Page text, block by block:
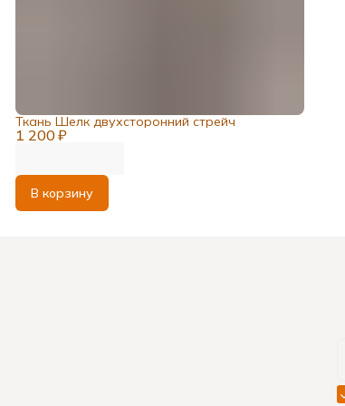
1 200 ₽
Ткань Шелк двухсторонний стрейч
В корзину